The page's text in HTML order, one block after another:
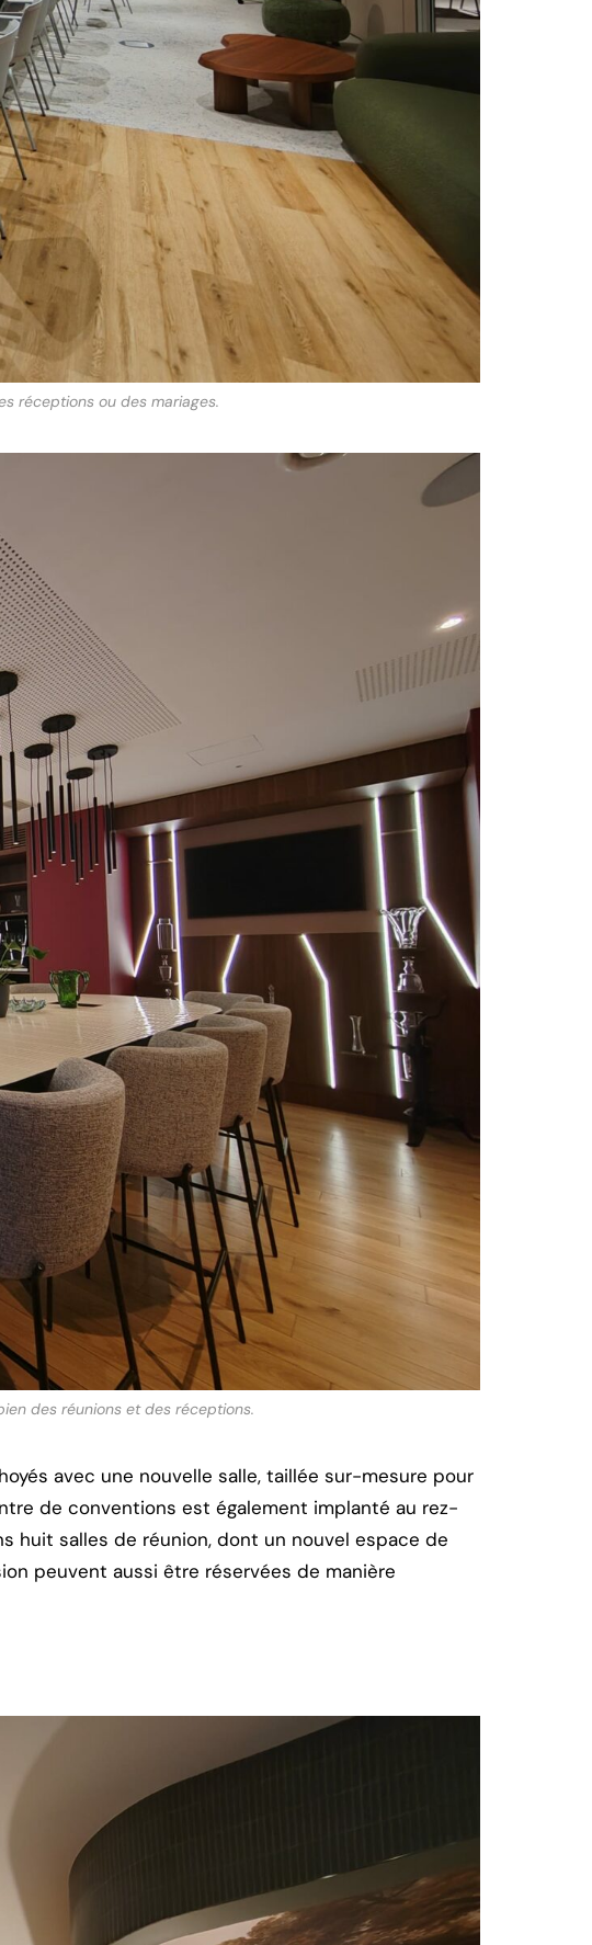
réceptions ou des mariages.
des réunions et des réceptions.
avec une nouvelle salle, taillée sur-mesure pour
de conventions est également implanté au rez-
huit salles de réunion, dont un nouvel espace de
peuvent aussi être réservées de manière